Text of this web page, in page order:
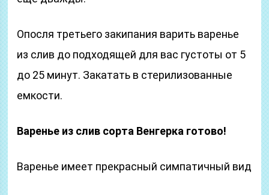
Опосля третьего закипания варить варенье
из слив до подходящей для вас густоты от 5
до 25 минут. Закатать в стерилизованные
емкости.
Варенье из слив сорта Венгерка готово!
Варенье имеет прекрасный симпатичный вид